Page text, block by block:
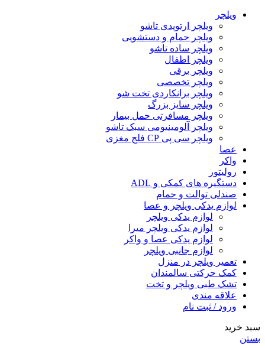
ویلچر
ویلچر ارتوپدی تاشو
ویلچر حمام و دستشویی
ویلچر ساده تاشو
ویلچر اطفال
ویلچر برقی
ویلچر تخصصی
ویلچر برانکاردی تخت شو
ویلچر سایز بزرگ
ویلچر مسافرتی حمل بیمار
ویلچر آلومینیومی سبک تاشو
ویلچر سی پی CP فلج مغزی
عصا
واکر
رولیتور
دستگیره های کمکی و ADL
صندلی توالت و حمام
لوازم یدکی ویلچر و عصا
لوازم یدکی ویلچر
لوازم یدکی ویلچر میرا
لوازم یدکی عصا و واکر
لوازم جانبی ویلچر
تعمیر ویلچر در منزل
کمک حرکتی سالمندان
تشک طبی ویلچر و تخت
علاقه مندی
ورود / ثبت نام
سبد خرید
بستن